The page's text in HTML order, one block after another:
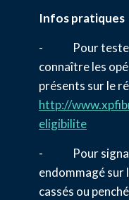
Infos pratiques
- Pour tester
connaître les
présents sur le
http://
eligibilite
- Pour
endommagé sur
cassés ou